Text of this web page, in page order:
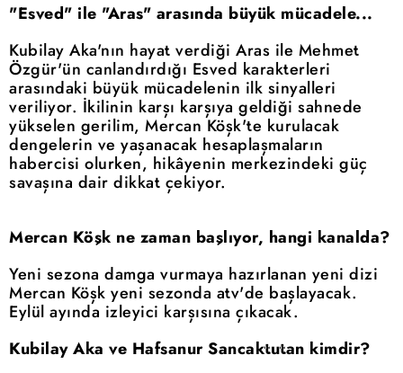
"Esved" ile "Aras" arasında büyük mücadele...
Kubilay Aka'nın hayat verdiği Aras ile Mehmet
Özgür'ün canlandırdığı Esved karakterleri
arasındaki büyük mücadelenin ilk sinyalleri
veriliyor. İkilinin karşı karşıya geldiği sahnede
yükselen gerilim, Mercan Köşk'te kurulacak
dengelerin ve yaşanacak hesaplaşmaların
habercisi olurken, hikâyenin merkezindeki güç
savaşına dair dikkat çekiyor.
Mercan Köşk ne zaman başlıyor, hangi kanalda?
Yeni sezona damga vurmaya hazırlanan yeni dizi
Mercan Köşk yeni sezonda atv'de başlayacak.
Eylül ayında izleyici karşısına çıkacak.
Kubilay Aka ve Hafsanur Sancaktutan kimdir?